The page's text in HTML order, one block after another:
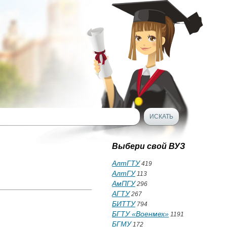
Выбери свой ВУЗ
АлтГТУ419
АлтГУ113
АмПГУ296
АГТУ267
БИТТУ794
БГТУ «Военмех» 1191
БГМУ172